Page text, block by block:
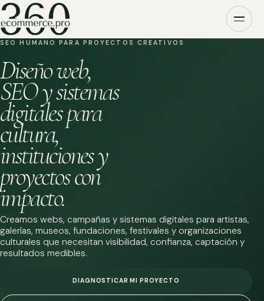
SEO HUMANO PARA PROYECTOS CREATIVOS
Diseño web,
SEO y sistemas
digitales para
cultura,
instituciones y
proyectos con
impacto.
Creamos webs, campañas y sistemas digitales para artistas,
galerías, museos, fundaciones, festivales y organizaciones
culturales que necesitan visibilidad, confianza, captación y
resultados medibles.
DIAGNOSTICAR MI PROYECTO